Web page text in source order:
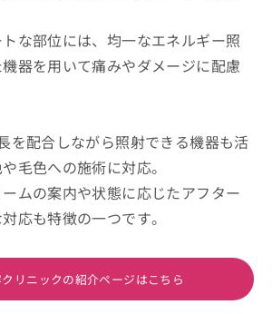
な部位には、均一なエネルギー照
器を用いて痛みやダメージに配慮
を配合しながら照射できる機器も活
毛色への施術に対応。
ムの案内や状態に応じたアフター
応も特徴の一つです。
リニックの紹介ページはこちら